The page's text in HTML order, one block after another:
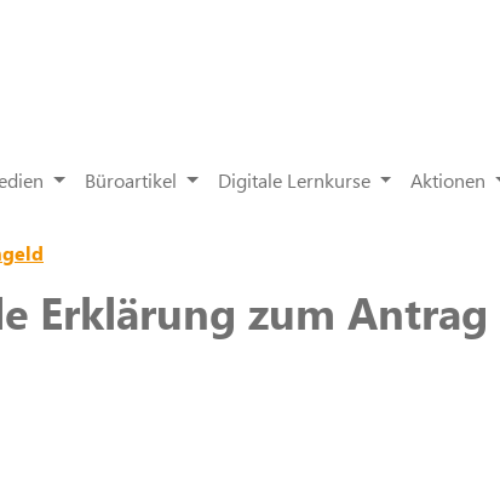
Büroartikel Digitale Lernkurse Aktionen
Erklärung zum